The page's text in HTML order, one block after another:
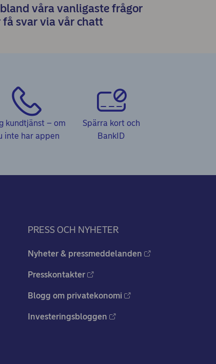
våra vanligaste frågor
få svar via vår chatt
kundtjänst – om
inte har appen
Spärra kort och
BankID
PRESS OCH NYHETER
Nyheter & pressmeddelanden
Presskontakter
Blogg om privatekonomi
Investeringsbloggen